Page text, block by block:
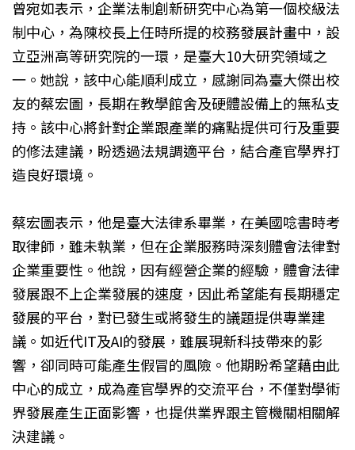
曾宛如表示，企業法制創新研究中心為第一個校級法
制中心，為陳校長上任時所提的校務發展計畫中，設
立亞洲高等研究院的一環，是臺大10大研究領域之
一。她說，該中心能順利成立，感謝同為臺大傑出校
友的蔡宏圖，長期在教學館舍及硬體設備上的無私支
持。該中心將針對企業跟產業的痛點提供可行及重要
的修法建議，盼透過法規調適平台，結合產官學界打
造良好環境。
蔡宏圖表示，他是臺大法律系畢業，在美國唸書時考
取律師，雖未執業，但在企業服務時深刻體會法律對
企業重要性。他說，因有經營企業的經驗，體會法律
發展跟不上企業發展的速度，因此希望能有長期穩定
發展的平台，對已發生或將發生的議題提供專業建
議。如近代IT及AI的發展，雖展現新科技帶來的影
響，卻同時可能產生假冒的風險。他期盼希望藉由此
中心的成立，成為產官學界的交流平台，不僅對學術
界發展產生正面影響，也提供業界跟主管機關相關解
決建議。